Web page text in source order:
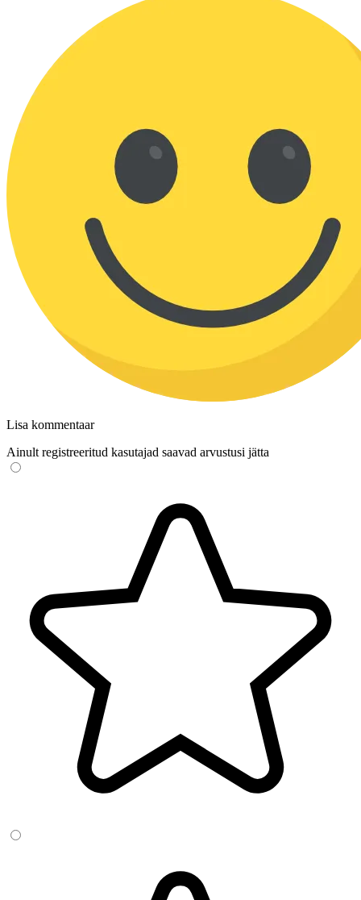
Lisa kommentaar
Ainult registreeritud kasutajad saavad arvustusi jätta